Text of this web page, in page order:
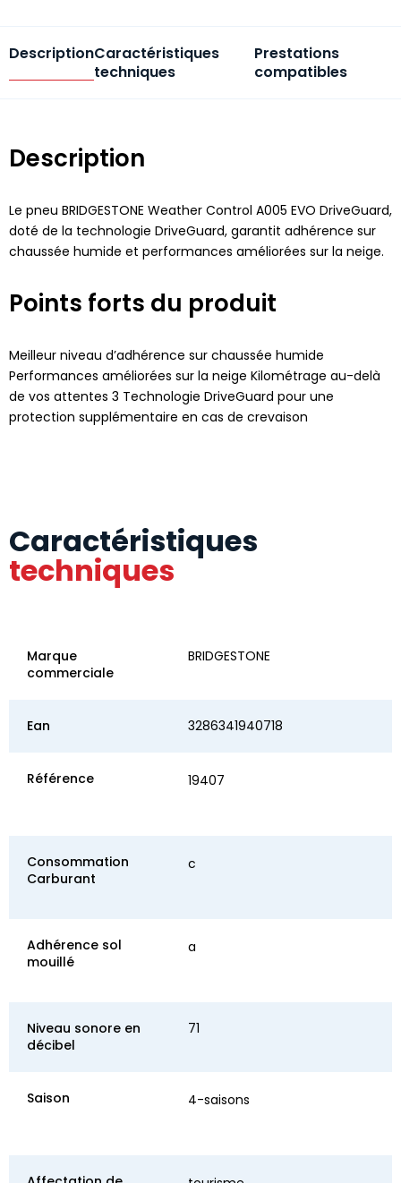
DescriptionCaractéristiques
techniques
Prestations
compatibles
Description
Le pneu BRIDGESTONE Weather Control A005 EVO DriveGuard,
doté de la technologie DriveGuard, garantit adhérence sur
chaussée humide et performances améliorées sur la neige.
Points forts du produit
Meilleur niveau d’adhérence sur chaussée humide
Performances améliorées sur la neige Kilométrage au-delà
de vos attentes 3 Technologie DriveGuard pour une
protection supplémentaire en cas de crevaison
Caractéristiques
techniques
Marque
commerciale
BRIDGESTONE
Ean 3286341940718
Référence 19407
Consommation
Carburant
c
Adhérence sol
mouillé
a
Niveau sonore en
décibel
71
Saison 4-saisons